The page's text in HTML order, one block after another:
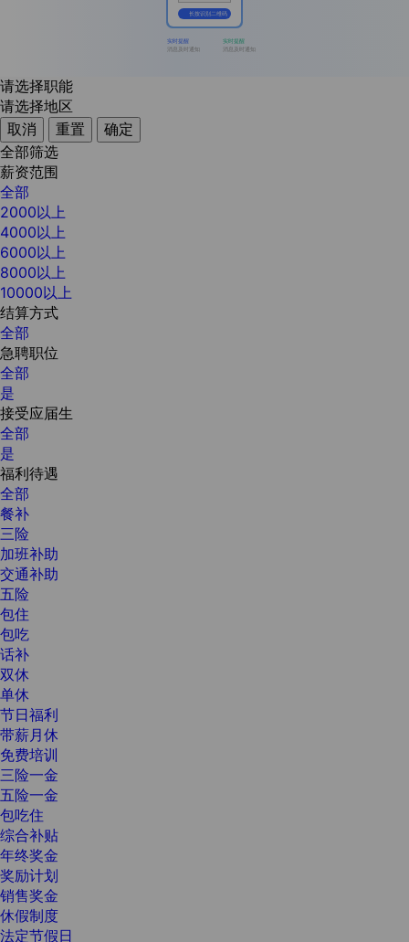
长按识别二维码
实时提醒
消息及时通知
实时提醒
消息及时通知
请选择职能
请选择地区
取消
重置
确定
全部筛选
薪资范围
全部
2000以上
4000以上
6000以上
8000以上
10000以上
结算方式
全部
急聘职位
全部
是
接受应届生
全部
是
福利待遇
全部
餐补
三险
加班补助
交通补助
五险
包住
包吃
话补
双休
单休
节日福利
带薪月休
免费培训
三险一金
五险一金
包吃住
综合补贴
年终奖金
奖励计划
销售奖金
休假制度
法定节假日